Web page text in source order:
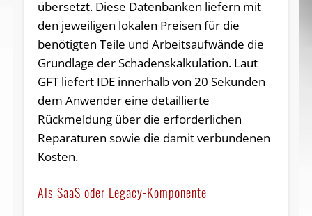
übersetzt. Diese Datenbanken liefern mit
den jeweiligen lokalen Preisen für die
benötigten Teile und Arbeitsaufwände die
Grundlage der Schadenskalkulation. Laut
GFT liefert IDE innerhalb von 20 Sekunden
dem Anwender eine detaillierte
Rückmeldung über die erforderlichen
Reparaturen sowie die damit verbundenen
Kosten.
Als SaaS oder Legacy-Komponente